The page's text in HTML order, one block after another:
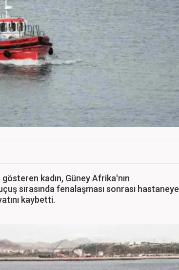
kadın, Güney Afrika'nın
sırasında fenalaşması sonrası hastaneye
kaybetti.